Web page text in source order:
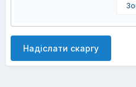
Надіслати скаргу